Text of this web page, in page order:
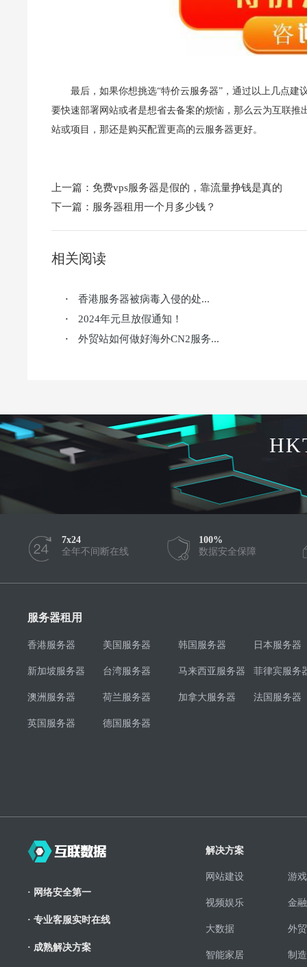
最后，如果你想挑选“特价云服务器”，通过以上几点
要快速部署网站或者是想省去备案的烦恼，那么云为互联
站或项目，那还是购买配置更高的云服务器更好。
上一篇： 免费vps服务器是假的，靠流量挣钱是真的
下一篇： 服务器租用一个月多少钱？
相关阅读
· 香港服务器被病毒入侵的处...
· 2024年元旦放假通知！
· 外贸站如何做好海外CN2服务...
7x24
全年不间断在线
100%
数据安全保障
服务器租用
香港服务器 美国服务器 韩国服务器 日本服务器
新加坡服务器 台湾服务器 马来西亚服务器 菲律宾服务
澳洲服务器 荷兰服务器 加拿大服务器 法国服务器
英国服务器 德国服务器
· 网络安全第一
· 专业客服实时在线
· 成熟解决方案
解决方案
网站建设 游
视频娱乐 金
大数据 外
智能家居 制